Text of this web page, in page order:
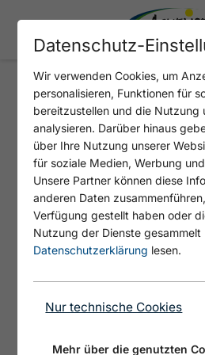
GRAMAI ALM -
HOCHLEGER -
GRAMAI ALM
Datenschutz-
Wir verwenden Cookies, um
personalisieren, Funktionen für
bereitzustellen und die Nutzung
analysieren. Darüber hinaus
über Ihre Nutzung unserer
für soziale Medien, Werbung
Unsere Partner können diese
anderen Daten
Verfügung gestellt haben oder
Nutzung der Dienste gesammelt
Datenschutzerklärung lesen.
Nur technische Cookies
Mehr über die genutzten